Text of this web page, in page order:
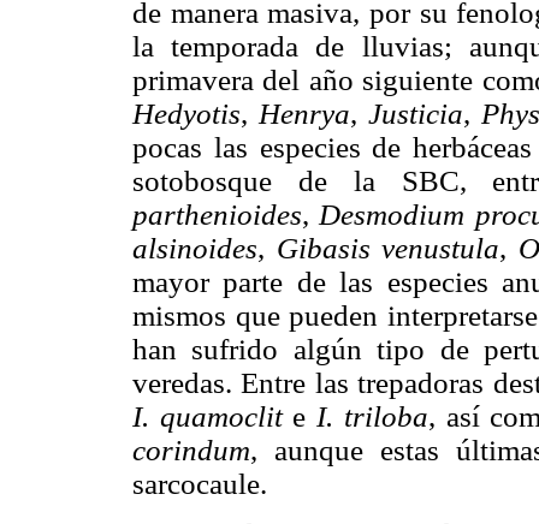
de manera masiva, por su
la temporada de lluvias;
primavera del año siguiente
Hedyotis,Henrya,Justicia,
pocas las especies de
sotobosque de la SBC,
parthenioides,Desmodium
alsinoides, Gibasis venustula,
mayor parte de las especies
mismos que pueden
han sufrido algún tipo de
veredas. Entre las trepadoras
I. quamocliteI. triloba, así
corindum, aunque estas
sarcocaule.